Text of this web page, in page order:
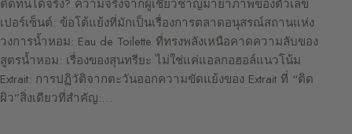
ติดทนได้จริง? ความจริงจากผู้เชี่ยวชาญมายาภาพของตัวเลข
เปอร์เซ็นต์: ข้อโต้แย้งที่มักเป็นเรื่องการตลาดอนุสรณ์สถานแห่ง
วงการน้ำหอม: Eau de Toilette ที่ทรงพลังเหนือคาดความลับของ
สูตรน้ำหอม: เรื่องของสุนทรียะ ไม่ใช่แค่แอลกอฮอล์แนวโน้ม
Extrait: การปฏิวัติจากตะวันออกความขัดแย้งของ Extrait ที่ “ติด
ผิว”สิ่งเดียวที่สำคัญ:…